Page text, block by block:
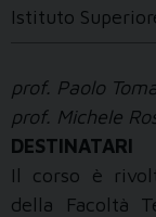
Istituto
prof. Paolo
prof. Michele
DESTINATARI
Il corso è
della Facoltà